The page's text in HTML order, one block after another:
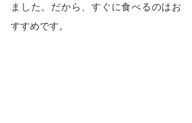
ました。だから、すぐに食べるのはお
すすめです。